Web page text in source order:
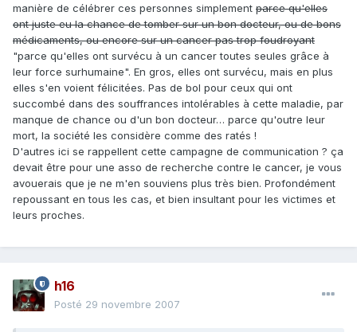
manière de célébrer ces personnes simplement parce qu'elles
ont juste eu la chance de tomber sur un bon docteur, ou de bons
médicaments, ou encore sur un cancer pas trop foudroyant
"parce qu'elles ont survécu à un cancer toutes seules grâce à
leur force surhumaine". En gros, elles ont survécu, mais en plus
elles s'en voient félicitées. Pas de bol pour ceux qui ont
succombé dans des souffrances intolérables à cette maladie, par
manque de chance ou d'un bon docteur… parce qu'outre leur
mort, la société les considère comme des ratés !
D'autres ici se rappellent cette campagne de communication ? ça
devait être pour une asso de recherche contre le cancer, je vous
avouerais que je ne m'en souviens plus très bien. Profondément
repoussant en tous les cas, et bien insultant pour les victimes et
leurs proches.
h16
Posté 29 novembre 2007